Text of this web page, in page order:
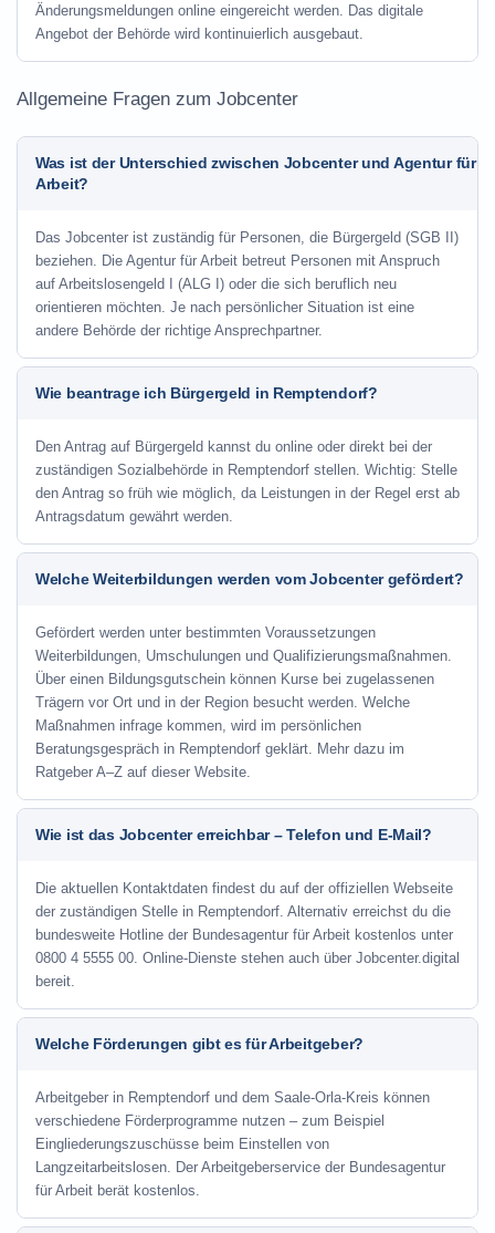
Änderungsmeldungen online eingereicht werden. Das digitale
Angebot der Behörde wird kontinuierlich ausgebaut.
Allgemeine Fragen zum Jobcenter
Was ist der Unterschied zwischen Jobcenter und Agentur für
Arbeit?
Das Jobcenter ist zuständig für Personen, die Bürgergeld (SGB II)
beziehen. Die Agentur für Arbeit betreut Personen mit Anspruch
auf Arbeitslosengeld I (ALG I) oder die sich beruflich neu
orientieren möchten. Je nach persönlicher Situation ist eine
andere Behörde der richtige Ansprechpartner.
Wie beantrage ich Bürgergeld in Remptendorf?
Den Antrag auf Bürgergeld kannst du online oder direkt bei der
zuständigen Sozialbehörde in Remptendorf stellen. Wichtig: Stelle
den Antrag so früh wie möglich, da Leistungen in der Regel erst ab
Antragsdatum gewährt werden.
Welche Weiterbildungen werden vom Jobcenter gefördert?
Gefördert werden unter bestimmten Voraussetzungen
Weiterbildungen, Umschulungen und Qualifizierungsmaßnahmen.
Über einen Bildungsgutschein können Kurse bei zugelassenen
Trägern vor Ort und in der Region besucht werden. Welche
Maßnahmen infrage kommen, wird im persönlichen
Beratungsgespräch in Remptendorf geklärt. Mehr dazu im
Ratgeber A–Z auf dieser Website.
Wie ist das Jobcenter erreichbar – Telefon und E-Mail?
Die aktuellen Kontaktdaten findest du auf der offiziellen Webseite
der zuständigen Stelle in Remptendorf. Alternativ erreichst du die
bundesweite Hotline der Bundesagentur für Arbeit kostenlos unter
0800 4 5555 00. Online-Dienste stehen auch über Jobcenter.digital
bereit.
Welche Förderungen gibt es für Arbeitgeber?
Arbeitgeber in Remptendorf und dem Saale-Orla-Kreis können
verschiedene Förderprogramme nutzen – zum Beispiel
Eingliederungszuschüsse beim Einstellen von
Langzeitarbeitslosen. Der Arbeitgeberservice der Bundesagentur
für Arbeit berät kostenlos.